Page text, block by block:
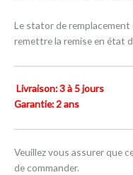
Le stator de
remettre la remise en état
Livraison: 3 à 5 jours
Garantie: 2 ans
Veuillez vous assurer que
de commander.